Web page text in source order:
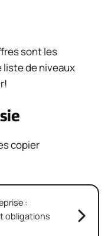
sont les
liste de niveaux
copier
:
obligations